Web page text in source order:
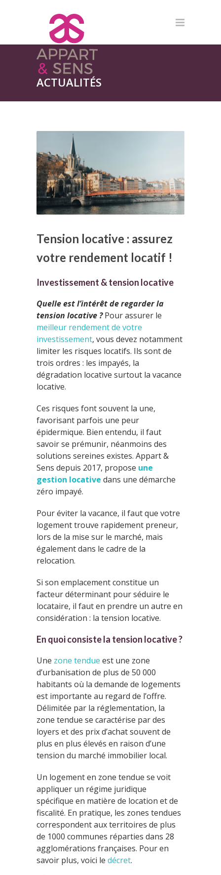
ACTUALITÉS
Tension locative : assurez
votre rendement locatif !
Investissement & tension locative
Quelle est l’intérêt de regarder la
tension locative ?Pour assurer le
meilleur rendement de votre
investissement, vous devez notamment
limiter les risques locatifs. Ils sont de
trois ordres : les impayés, la
dégradation locative surtout la vacance
locative.
Ces risques font souvent la une,
favorisant parfois une peur
épidermique. Bien entendu, il faut
savoir se prémunir, néanmoins des
solutions sereines existes. Appart &
Sens depuis 2017, propose une
gestion locative dans une démarche
zéro impayé.
Pour éviter la vacance, il faut que votre
logement trouve rapidement preneur,
lors de la mise sur le marché, mais
également dans le cadre de la
relocation.
Si son emplacement constitue un
facteur déterminant pour séduire le
locataire, il faut en prendre un autre en
considération : la tension locative.
En quoi consiste la tension locative ?
Une zone tendue est une zone
d’urbanisation de plus de 50 000
habitants où la demande de logements
est importante au regard de l’offre.
Délimitée par la réglementation, la
zone tendue se caractérise par des
loyers et des prix d’achat souvent de
plus en plus élevés en raison d’une
tension du marché immobilier local.
Un logement en zone tendue se voit
appliquer un régime juridique
spécifique en matière de location et de
fiscalité. En pratique, les zones tendues
correspondent aux territoires de plus
de 1000 communes réparties dans 28
agglomérations françaises. Pour en
savoir plus, voici le décret.